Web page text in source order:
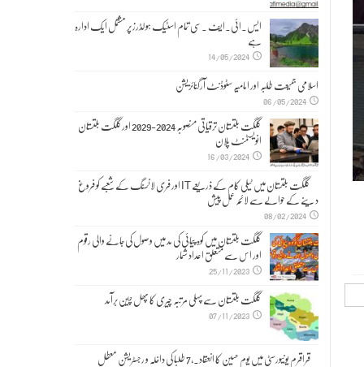
ایس۔ائی۔ایف ۔سی تمام اسٹیک ہولڈرز پر مشتمل ایک ادارہ
ہے
14/05/2024
اسلامی جمیعت طلبہ اور امامیہ سٹوڈنٹ آرگنائزیشن
06/05/2024
گلگت بلتستان ترقیاتی منصوبہ 2024-2029 اورگلگت بلتستان
انویسٹمنٹ پلان
16/03/2024
گلگت بلتستان میں ٹیلی کام کے ذریعے IT اور فری لانسنگ کے شعبے کو فروغ
دینے کے حوالے سے لائحہ عمل پیش
08/02/2024
گلگت بلتستان میں کوہ پیمائی کی مد میں وصول کی جانے والی رقوم
اور اس سے متعلق اعداد شمار
25/11/2023
گلگت بلتستان سے پہلی مرتبہ چیری کا پھل چین برآمد
07/11/2023
قراقرم یونیورسٹی میں یوم حسین کا انعقاد۔,7 طلبا کی داخلہ و رجسٹریشن معطل